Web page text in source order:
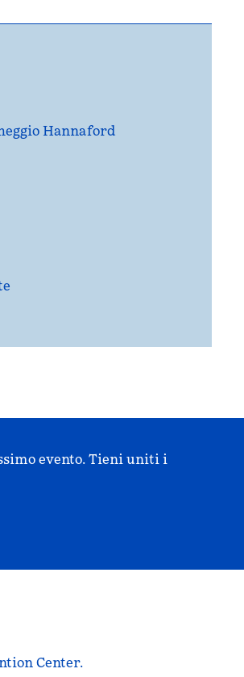
Hannaford
evento. Tieni uniti i
Center.